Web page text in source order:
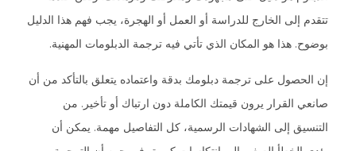
تتقدم إلى الخارج للدراسة أو العمل أو الهجرة، يجب فهم هذا الدليل
بوضوح. هذا هو المكان الذي تأتي فيه ترجمة الدبلومات المهنية.
إن الحصول على ترجمة دبلومك بدقة واعتماده يتعلق بالتأكد من أن
صانعي القرار يرون قيمتك الكاملة دون ارتباك أو تأخير. من
التنسيق إلى الشهادات الرسمية، كل التفاصيل مهمة. يمكن أن